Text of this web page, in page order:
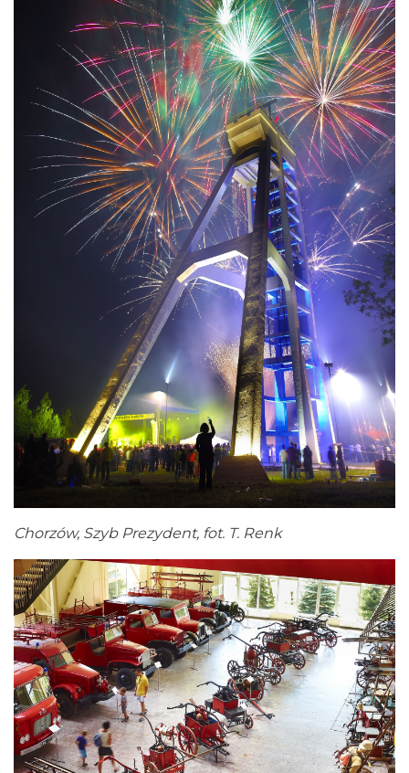
Chorzów, Szyb Prezydent, fot. T. Renk